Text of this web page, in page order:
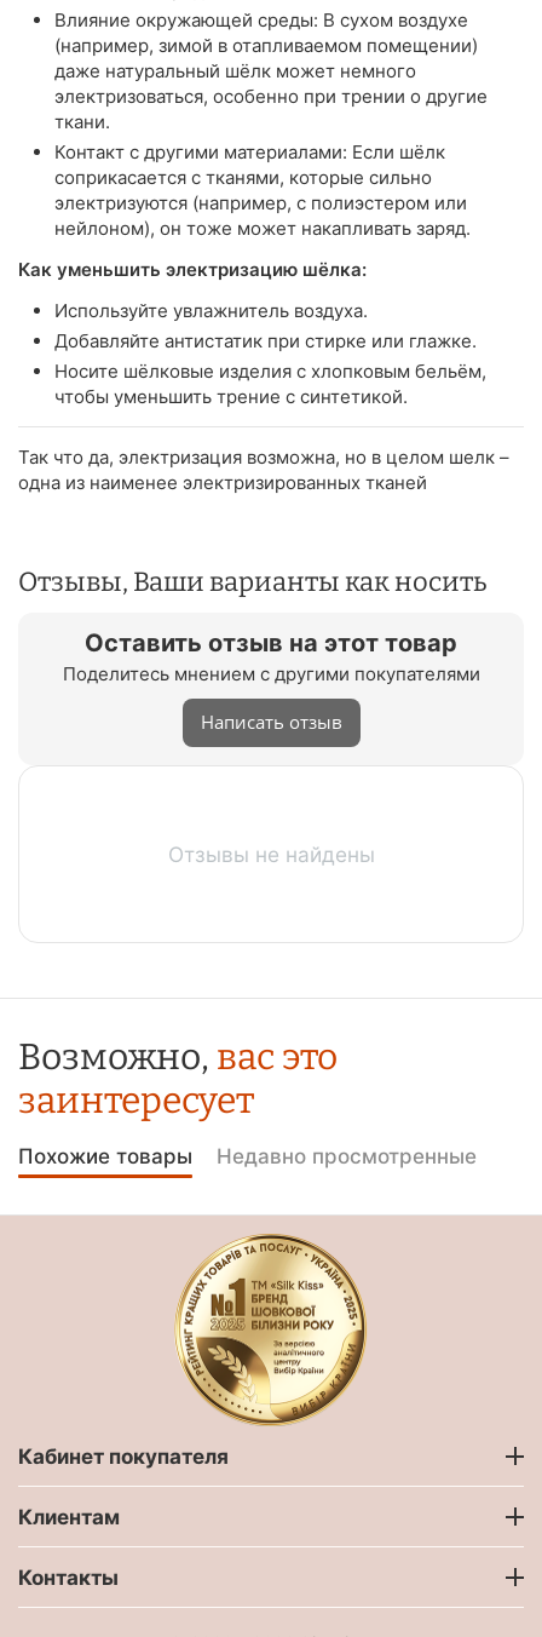
Влияние окружающей среды: В сухом воздухе
(например, зимой в отапливаемом помещении)
даже натуральный шёлк может немного
электризоваться, особенно при трении о другие
ткани.
Контакт с другими материалами: Если шёлк
соприкасается с тканями, которые сильно
электризуются (например, с полиэстером или
нейлоном), он тоже может накапливать заряд.
Как уменьшить электризацию шёлка:
Используйте увлажнитель воздуха.
Добавляйте антистатик при стирке или глажке.
Носите шёлковые изделия с хлопковым бельём,
чтобы уменьшить трение с синтетикой.
Так что да, электризация возможна, но в целом шелк –
одна из наименее электризированных тканей
Отзывы, Ваши варианты как носить
Оставить отзыв на этот товар
Поделитесь мнением с другими покупателями
Написать отзыв
Отзывы не найдены
Возможно, вас это
заинтересует
Похожие товары Недавно просмотренные
Кабинет покупателя
Клиентам
Контакты